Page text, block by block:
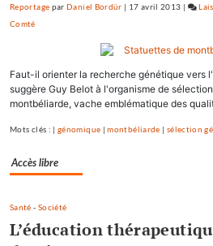
Reportage parDaniel Bordür | 17 avril 2013 |
Comté
Faut-il orienter la recherche génétique vers
suggère Guy Belot à l'organisme de
montbéliarde, vache emblématique des
Mots clés : |génomique |montbéliarde | sélection
Accès libre
Santé - Société
L’éducation